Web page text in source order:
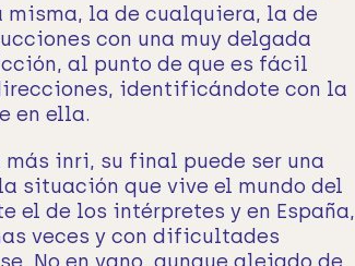
la de cualquiera, la de
con una muy delgada
al punto de que es fácil
identificándote con la
en ella.
inri, su final puede ser una
situación que vive el mundo del
el de los intérpretes y en España,
veces y con dificultades